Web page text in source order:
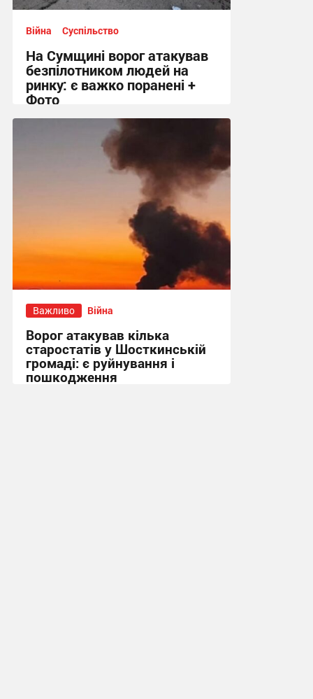
Війна Суспільство
На Сумщині ворог атакував
безпілотником людей на
ринку: є важко поранені +
Фото
Важливо Війна
Ворог атакував кілька
старостатів у Шосткинській
громаді: є руйнування і
пошкодження